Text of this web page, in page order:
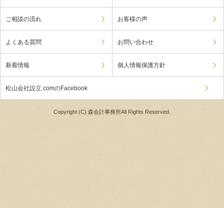
ご相談の流れ お客様の声
よくある質問 お問い合わせ
新着情報 個人情報保護方針
松山会社設立.comのFacebook
Copyright (C) 森会計事務所All Rights Reserved.